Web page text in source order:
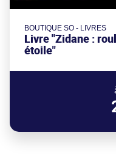
BOUTIQUE SO - LIVRES
Livre "Zidane :
étoile"